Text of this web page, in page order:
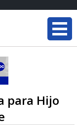
para Hijo